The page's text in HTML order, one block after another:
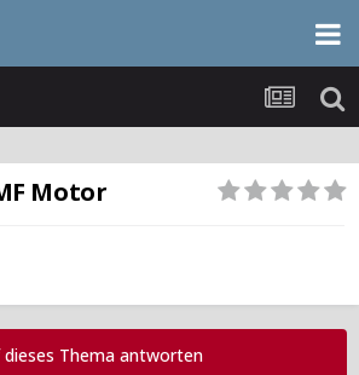
Motor
dieses Thema antworten